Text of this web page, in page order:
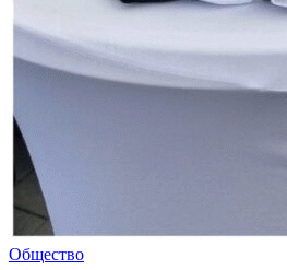
Общество